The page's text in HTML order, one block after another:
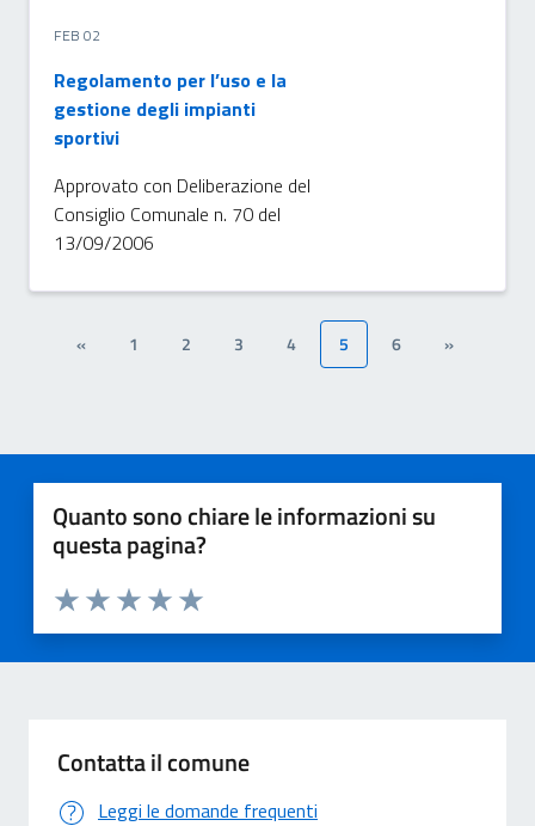
FEB 02
Regolamento per l’uso e la
gestione degli impianti
sportivi
Approvato con Deliberazione del
Consiglio Comunale n. 70 del
13/09/2006
« 1 2 3 4 5 6 »
Quanto sono chiare le informazioni su
questa pagina?
Valuta 5 stelle su 5
Valuta 4 stelle su 5
Valuta 3 stelle su 5
Valuta 2 stelle su 5
Valuta 1 stelle su 5
Contatta il comune
Leggi le domande frequenti